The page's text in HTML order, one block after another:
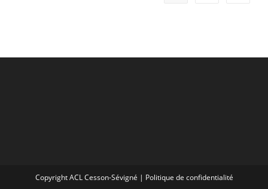
Copyright ACL Cesson-Sévigné | Politique de confidentialité